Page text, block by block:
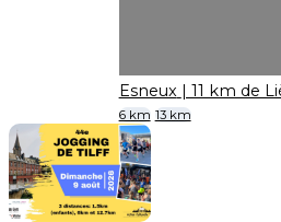
Esneux | 11 km de
6 km 13 km